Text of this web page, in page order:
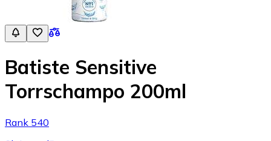
Batiste Sensitive
Torrschampo 200ml
Rank 540